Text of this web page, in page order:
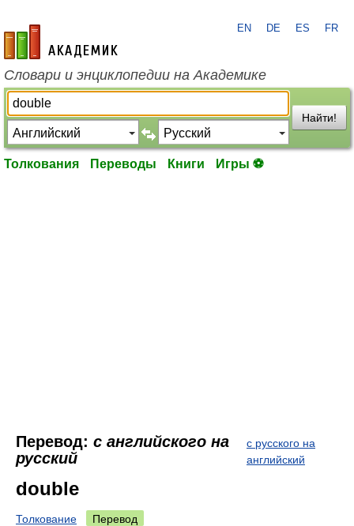
academic.ru
EN DE ES FR
Словари и энциклопедии на Академике
Найти!
Толкования Переводы Книги Игры ⚽
Перевод: с английского на
русский
с русского на
английский
double
Толкование Перевод